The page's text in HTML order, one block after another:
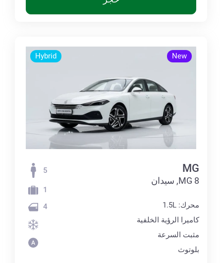
New
Hybrid
MG
MG 8, سيدان
محرك: 1.5L
كاميرا الرؤية الخلفية
مثبت السرعة
بلوتوث
5
1
4